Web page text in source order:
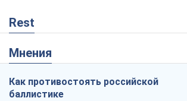
Rest
Мнения
Как противостоять российской
баллистике